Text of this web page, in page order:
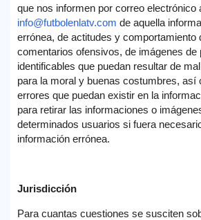
que nos informen por correo electrónico
info@futbolenlatv.com de aquella
errónea, de actitudes y comportamiento
comentarios ofensivos, de imágenes de
identificables que puedan resultar de
para la moral y buenas costumbres, así
errores que puedan existir en la
para retirar las informaciones o
determinados usuarios si fuera
información errónea.
Jurisdicción
Para cuantas cuestiones se susciten